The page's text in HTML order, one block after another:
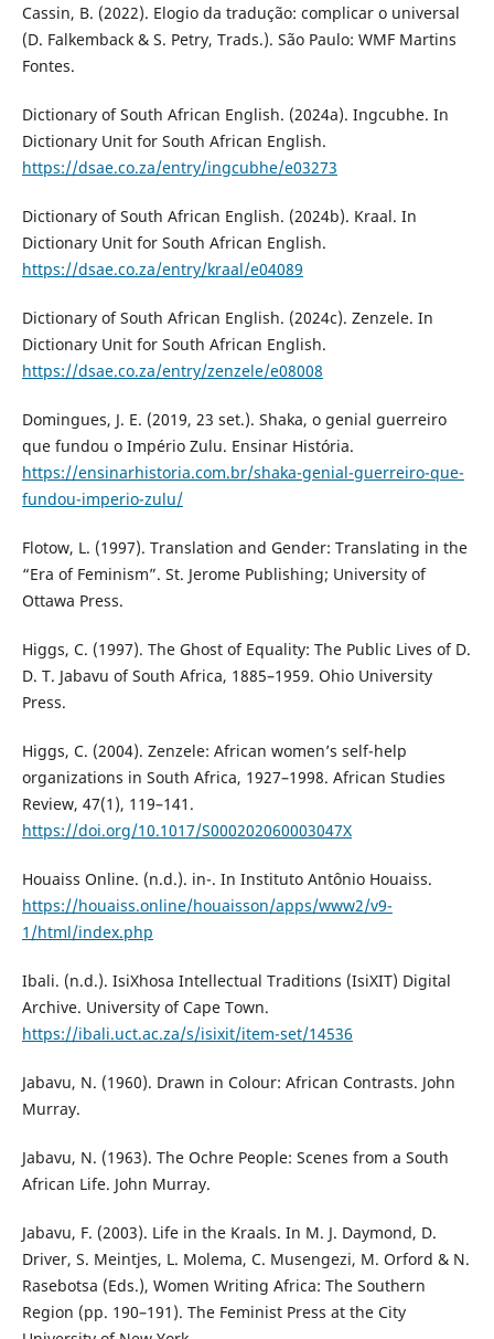
Cassin, B. (2022). Elogio da tradução: complicar o universal
(D. Falkemback & S. Petry, Trads.). São Paulo: WMF Martins
Fontes.
Dictionary of South African English. (2024a). Ingcubhe. In
Dictionary Unit for South African English.
https://dsae.co.za/entry/ingcubhe/e03273
Dictionary of South African English. (2024b). Kraal. In
Dictionary Unit for South African English.
https://dsae.co.za/entry/kraal/e04089
Dictionary of South African English. (2024c). Zenzele. In
Dictionary Unit for South African English.
https://dsae.co.za/entry/zenzele/e08008
Domingues, J. E. (2019, 23 set.). Shaka, o genial guerreiro
que fundou o Império Zulu. Ensinar História.
https://ensinarhistoria.com.br/shaka-genial-guerreiro-que-
fundou-imperio-zulu/
Flotow, L. (1997). Translation and Gender: Translating in the
“Era of Feminism”. St. Jerome Publishing; University of
Ottawa Press.
Higgs, C. (1997). The Ghost of Equality: The Public Lives of D.
D. T. Jabavu of South Africa, 1885–1959. Ohio University
Press.
Higgs, C. (2004). Zenzele: African women’s self-help
organizations in South Africa, 1927–1998. African Studies
Review, 47(1), 119–141.
https://doi.org/10.1017/S000202060003047X
Houaiss Online. (n.d.). in-. In Instituto Antônio Houaiss.
https://houaiss.online/houaisson/apps/www2/v9-
1/html/index.php
Ibali. (n.d.). IsiXhosa Intellectual Traditions (IsiXIT) Digital
Archive. University of Cape Town.
https://ibali.uct.ac.za/s/isixit/item-set/14536
Jabavu, N. (1960). Drawn in Colour: African Contrasts. John
Murray.
Jabavu, N. (1963). The Ochre People: Scenes from a South
African Life. John Murray.
Jabavu, F. (2003). Life in the Kraals. In M. J. Daymond, D.
Driver, S. Meintjes, L. Molema, C. Musengezi, M. Orford & N.
Rasebotsa (Eds.), Women Writing Africa: The Southern
Region (pp. 190–191). The Feminist Press at the City